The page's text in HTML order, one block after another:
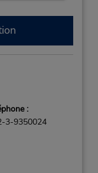
:
3-9350024